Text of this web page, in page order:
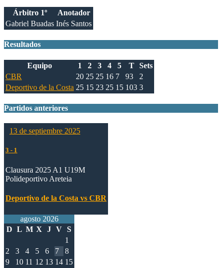
Árbitro 1º
Anotador
Gabriel Buadas Inés Santos
Resultados
Equipo 1 2 3 4 5 T
Sets
CBR
20 25 25 16 7 93
2
Deportivo de la Costa 25 15 23 25 15 103 3
Partidos anteriores
13 de septiembre 2025
3 - 1
Clausura 2025 A1 U19M
Polideportivo Areteia
Deportivo de la Costa vs CBR
agosto 2026
D L M X J V S
1
2
3 4 5 6 7
8
9
10 11 12 13 14 15